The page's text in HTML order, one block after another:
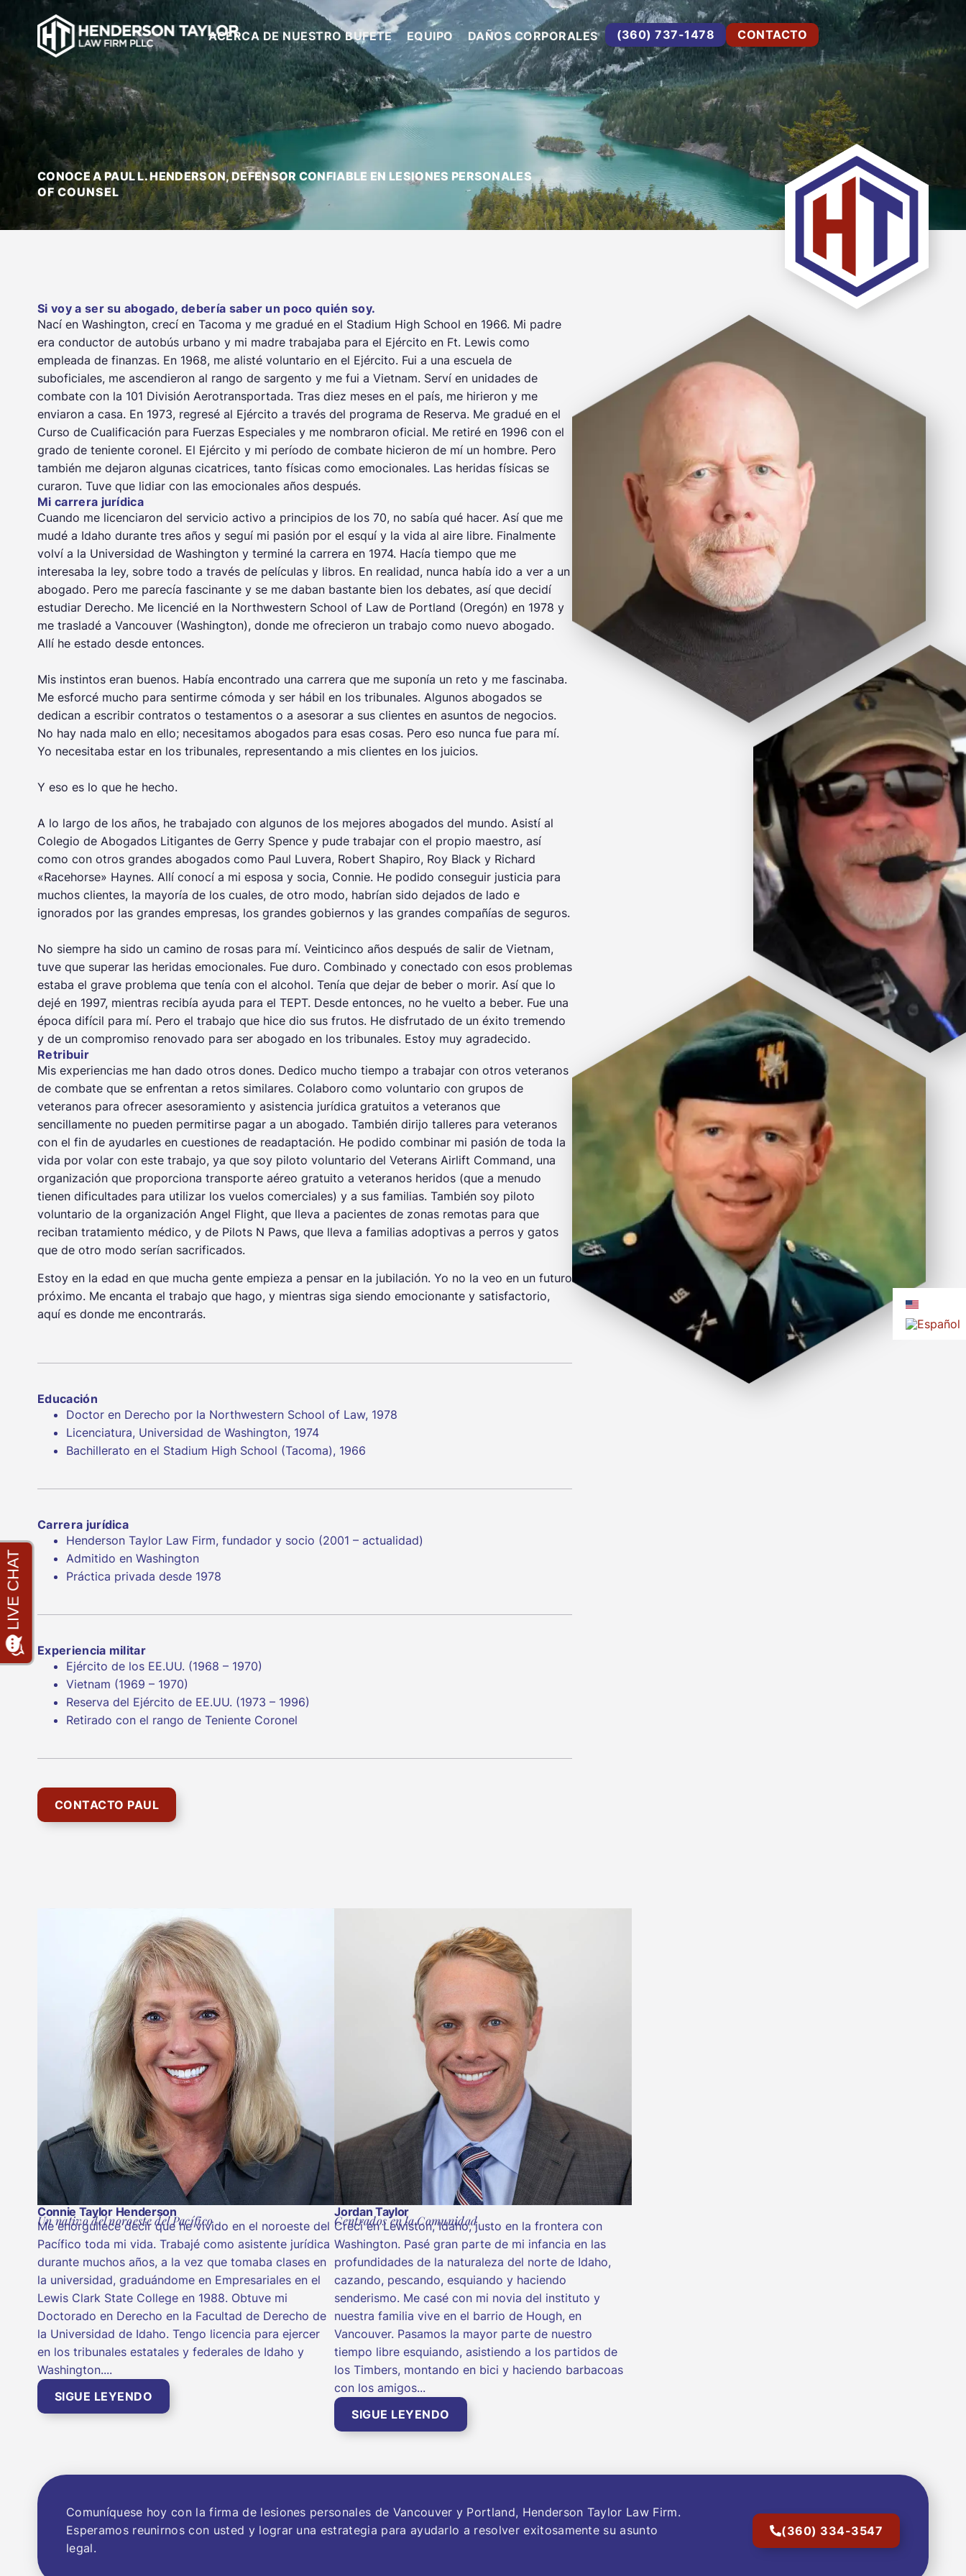
ACERCA DE NUESTRO BUFETE EQUIPO DAÑOS CORPORALES (360) 737-1478 CONTACTO
CONOCE A PAUL L. HENDERSON, DEFENSOR CONFIABLE EN LESIONES PERSONALES
Si voy a ser su abogado, debería saber un poco quién soy.
Nací en Washington, crecí en Tacoma y me gradué en el Stadium High School en 1966. Mi padre
era conductor de autobús urbano y mi madre trabajaba para el Ejército en Ft. Lewis como
empleada de finanzas. En 1968, me alisté voluntario en el Ejército. Fui a una escuela de
suboficiales, me ascendieron al rango de sargento y me fui a Vietnam. Serví en unidades de
combate con la 101 División Aerotransportada. Tras diez meses en el país, me hirieron y me
enviaron a casa. En 1973, regresé al Ejército a través del programa de Reserva. Me gradué en el
Curso de Cualificación para Fuerzas Especiales y me nombraron oficial. Me retiré en 1996 con el
grado de teniente coronel. El Ejército y mi período de combate hicieron de mí un hombre. Pero
también me dejaron algunas cicatrices, tanto físicas como emocionales. Las heridas físicas se
curaron. Tuve que lidiar con las emocionales años después.
Mi carrera jurídica
Cuando me licenciaron del servicio activo a principios de los 70, no sabía qué hacer. Así que me
mudé a Idaho durante tres años y seguí mi pasión por el esquí y la vida al aire libre. Finalmente
volví a la Universidad de Washington y terminé la carrera en 1974. Hacía tiempo que me
interesaba la ley, sobre todo a través de películas y libros. En realidad, nunca había ido a ver a un
abogado. Pero me parecía fascinante y se me daban bastante bien los debates, así que decidí
estudiar Derecho. Me licencié en la Northwestern School of Law de Portland (Oregón) en 1978 y
me trasladé a Vancouver (Washington), donde me ofrecieron un trabajo como nuevo abogado.
Allí he estado desde entonces.
Mis instintos eran buenos. Había encontrado una carrera que me suponía un reto y me fascinaba.
Me esforcé mucho para sentirme cómoda y ser hábil en los tribunales. Algunos abogados se
dedican a escribir contratos o testamentos o a asesorar a sus clientes en asuntos de negocios.
No hay nada malo en ello; necesitamos abogados para esas cosas. Pero eso nunca fue para mí.
Yo necesitaba estar en los tribunales, representando a mis clientes en los juicios.
Y eso es lo que he hecho.
A lo largo de los años, he trabajado con algunos de los mejores abogados del mundo. Asistí al
Colegio de Abogados Litigantes de Gerry Spence y pude trabajar con el propio maestro, así
como con otros grandes abogados como Paul Luvera, Robert Shapiro, Roy Black y Richard
«Racehorse» Haynes. Allí conocí a mi esposa y socia, Connie. He podido conseguir justicia para
muchos clientes, la mayoría de los cuales, de otro modo, habrían sido dejados de lado e
ignorados por las grandes empresas, los grandes gobiernos y las grandes compañías de seguros.
No siempre ha sido un camino de rosas para mí. Veinticinco años después de salir de Vietnam,
tuve que superar las heridas emocionales. Fue duro. Combinado y conectado con esos problemas
estaba el grave problema que tenía con el alcohol. Tenía que dejar de beber o morir. Así que lo
dejé en 1997, mientras recibía ayuda para el TEPT. Desde entonces, no he vuelto a beber. Fue una
época difícil para mí. Pero el trabajo que hice dio sus frutos. He disfrutado de un éxito tremendo
y de un compromiso renovado para ser abogado en los tribunales. Estoy muy agradecido.
Retribuir
Mis experiencias me han dado otros dones. Dedico mucho tiempo a trabajar con otros veteranos
de combate que se enfrentan a retos similares. Colaboro como voluntario con grupos de
veteranos para ofrecer asesoramiento y asistencia jurídica gratuitos a veteranos que
sencillamente no pueden permitirse pagar a un abogado. También dirijo talleres para veteranos
con el fin de ayudarles en cuestiones de readaptación. He podido combinar mi pasión de toda la
vida por volar con este trabajo, ya que soy piloto voluntario del Veterans Airlift Command, una
organización que proporciona transporte aéreo gratuito a veteranos heridos (que a menudo
tienen dificultades para utilizar los vuelos comerciales) y a sus familias. También soy piloto
voluntario de la organización Angel Flight, que lleva a pacientes de zonas remotas para que
reciban tratamiento médico, y de Pilots N Paws, que lleva a familias adoptivas a perros y gatos
que de otro modo serían sacrificados.
Estoy en la edad en que mucha gente empieza a pensar en la jubilación. Yo no la veo en un futuro
próximo. Me encanta el trabajo que hago, y mientras siga siendo emocionante y satisfactorio,
aquí es donde me encontrarás.
Educación
Doctor en Derecho por la Northwestern School of Law, 1978
Licenciatura, Universidad de Washington, 1974
Bachillerato en el Stadium High School (Tacoma), 1966
Carrera jurídica
Henderson Taylor Law Firm, fundador y socio (2001 – actualidad)
Admitido en Washington
Práctica privada desde 1978
Experiencia militar
Ejército de los EE.UU. (1968 – 1970)
Vietnam (1969 – 1970)
Reserva del Ejército de EE.UU. (1973 – 1996)
Retirado con el rango de Teniente Coronel
CONTACTO PAUL
Connie Taylor Henderson
Un nativo del noroeste del Pacífico
Me enorgullece decir que he vivido en el noroeste del
Pacífico toda mi vida. Trabajé como asistente jurídica
durante muchos años, a la vez que tomaba clases en
la universidad, graduándome en Empresariales en el
Lewis Clark State College en 1988. Obtuve mi
Doctorado en Derecho en la Facultad de Derecho de
la Universidad de Idaho. Tengo licencia para ejercer
en los tribunales estatales y federales de Idaho y
Washington....
SIGUE LEYENDO
Jordan Taylor
Centrados en la Comunidad
Crecí en Lewiston, Idaho, justo en la frontera con
Washington. Pasé gran parte de mi infancia en las
profundidades de la naturaleza del norte de Idaho,
cazando, pescando, esquiando y haciendo
senderismo. Me casé con mi novia del instituto y
nuestra familia vive en el barrio de Hough, en
Vancouver. Pasamos la mayor parte de nuestro
tiempo libre esquiando, asistiendo a los partidos de
los Timbers, montando en bici y haciendo barbacoas
con los amigos...
SIGUE LEYENDO
Comuníquese hoy con la firma de lesiones personales de Vancouver y Portland, Henderson Taylor Law Firm.
Esperamos reunirnos con usted y lograr una estrategia para ayudarlo a resolver exitosamente su asunto
legal.
(360) 334-3547